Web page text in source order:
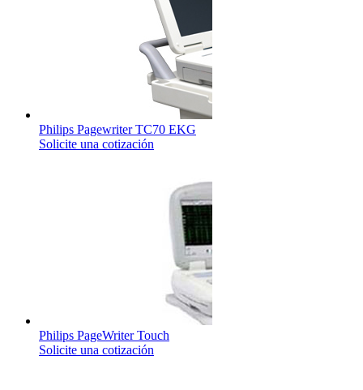
Philips Pagewriter TC70 EKG
Solicite una cotización
Philips PageWriter Touch
Solicite una cotización